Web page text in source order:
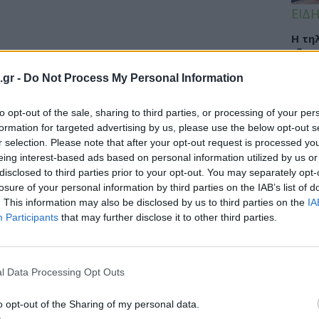
- Do Not Process My Personal Information
opt-out of the sale, sharing to third parties, or processing of your
for targeted advertising by us, please use the below opt-out
selection. Please note that after your opt-out request is processed
interest-based ads based on personal information utilized by us
to third parties prior to your opt-out. You may separately
of your personal information by third parties on the IAB’s list of
This information may also be disclosed by us to third parties on the
Participants that may further disclose it to other third parties.
Data Processing Opt Outs
opt-out of the Sharing of my personal data.
Σε ακραία επίπεδα οι
την υγεία
μετέφεραν μεγάλες ποσότητες σκόνης
των ορίων για την...
Η